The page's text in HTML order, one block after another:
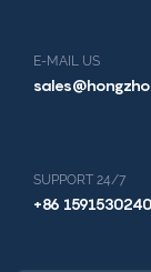
E-MAIL US
SUPPORT 24/7
+86